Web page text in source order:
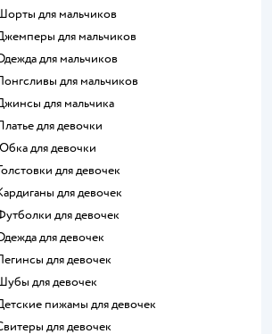
Шорты для мальчиков
Джемперы для мальчиков
Одежда для мальчиков
Лонгсливы для мальчиков
Джинсы для мальчика
Платье для девочки
Юбка для девочки
Толстовки для девочек
Кардиганы для девочек
Футболки для девочек
Одежда для девочек
Легинсы для девочек
Шубы для девочек
Детские пижамы для девочек
Свитеры для девочек